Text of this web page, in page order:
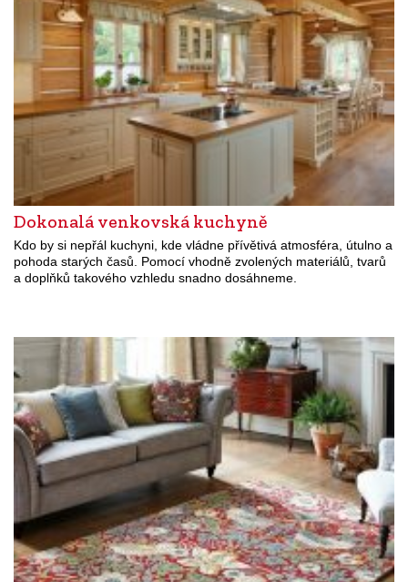
Dokonalá venkovská kuchyně
Kdo by si nepřál kuchyni, kde vládne přívětivá atmosféra, útulno a
pohoda starých časů. Pomocí vhodně zvolených materiálů, tvarů
a doplňků takového vzhledu snadno dosáhneme.